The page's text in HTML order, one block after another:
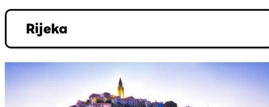
Rijeka